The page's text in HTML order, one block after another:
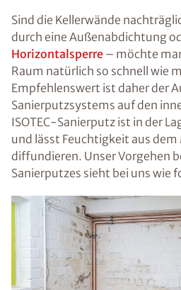
Sind die Kellerwände
durch eine Außenabdichtung
Horizontalsperre – möchte
Raum natürlich so schnell wie
Empfehlenswert ist daher der
Sanierputzsystems auf den
ISOTEC-Sanierputz ist in der
und lässt Feuchtigkeit aus
diffundieren. Unser Vorgehen
Sanierputzes sieht bei uns wie